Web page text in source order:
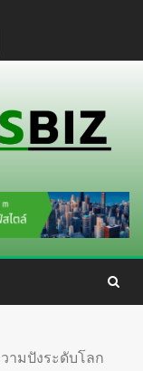
ามปังระดับโลก